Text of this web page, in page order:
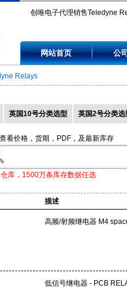
创唯电子代理销售Teledyne
172M4-5, 1LK00600.
网站首页 公
Relays
英国10号分类选型 英国2号分类选
看价格，货期，PDF，及最新库存
库，1500万条库存数据任选
描述
高频/射频继电器 M4
低信号继电器 - PCB